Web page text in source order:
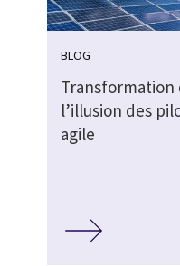
BLOG
Transformation
l’illusion des
agile